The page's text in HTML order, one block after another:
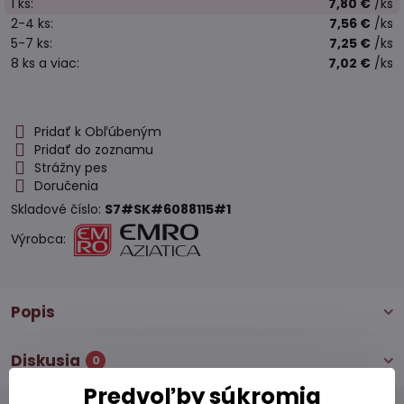
1 ks: 7,80 € /ks
2-4 ks: 7,56 € /ks
5-7 ks: 7,25 € /ks
8 ks a viac: 7,02 € /ks
Pridať k Obľúbeným
Pridať do zoznamu
Strážny pes
Doručenia
Skladové číslo: S7#SK#6088115#1
Výrobca:
Popis
Diskusia 0
Predvoľby súkromia